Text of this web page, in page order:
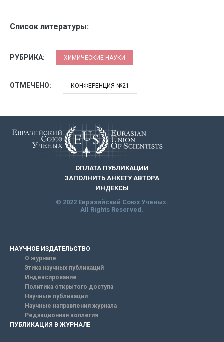
Список литературы:
РУБРИКА: ХИМИЧЕСКИЕ НАУКИ
ОТМЕЧЕНО: КОНФЕРЕНЦИЯ №21
ОПЛАТА ПУБЛИКАЦИИ
ЗАПОЛНИТЬ АНКЕТУ АВТОРА
ИНДЕКСЫ
© 2022 Евразийский Союз Ученых.
All Rights Reserved.
НАУЧНОЕ ИЗДАТЕЛЬСТВО
О журнале
Этика научных публикаций
Индексирование
Политика открытого доступа
Научные публикации
Научные направления журнала
Редакционная коллегия
ПУБЛИКАЦИЯ В ЖУРНАЛЕ